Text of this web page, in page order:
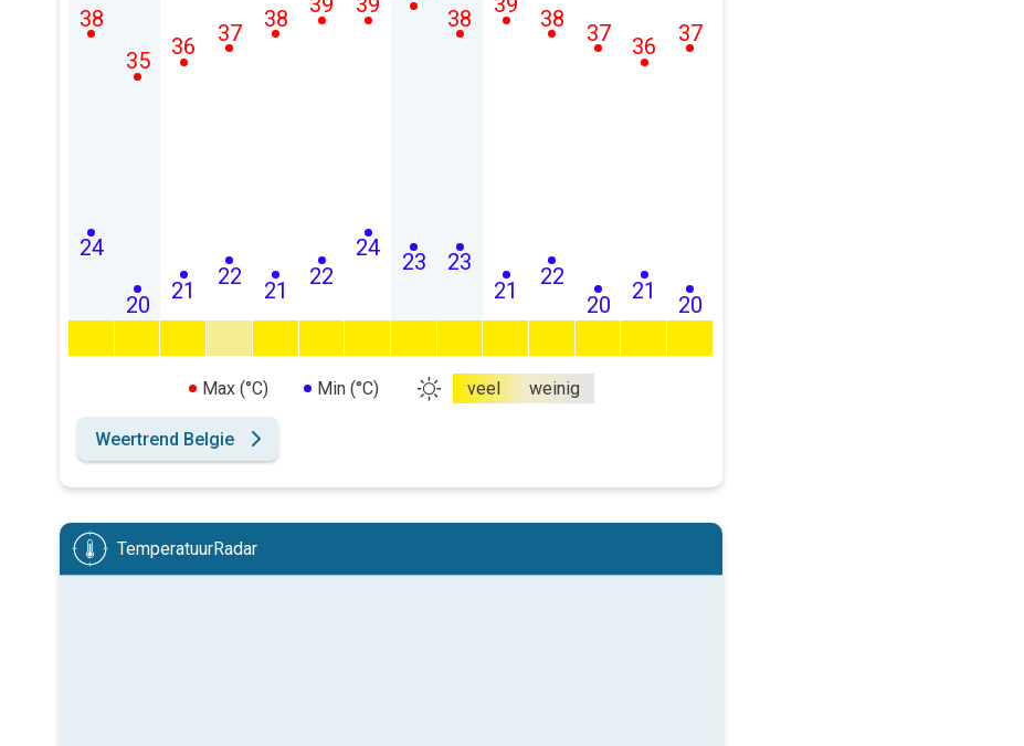
24
38
20
35
21
36
22
37
21
38
22
24
23 23
38
21
22
38
20
37
21
36
20
37
Max (°C) Min (°C) veel weinig
Weertrend Belgie
TemperatuurRadar